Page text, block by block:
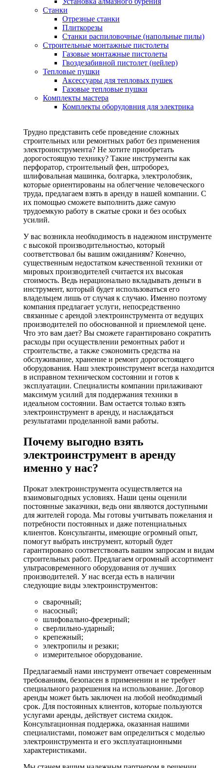
Станки
Отрезные станки
Плиткорезы
Станки распиловочные (напольные пилы)
Строительные монтажные пистолеты
Газовые монтажные пистолеты
Гвоздезабивной пистолет (нейлер)
Тепловые пушки
Аксессуары для тепловых пушек
Газовые тепловые пушки
Комплекты мастера
Комплекты оборудовния для электрика
Трудно представить себе проведение сложных
строительных или ремонтных работ без применения
электроинструмента? Не хотите приобретать
дорогостоящую технику? Такие инструменты как
перфоратор, строительный фен, штроборез,
шлифовальная машинка, болгарка, электролобзик,
которые ориентированы на облегчение человеческого
труда, предлагаем взять в аренду в нашей компании. С
их помощью сможете выполнить даже самую
трудоемкую работу в сжатые сроки и без особых
усилий.
У вас возникла необходимость в надежном инструменте
с высокой производительностью, который
соответствовал бы вашим ожиданиям? Конечно,
существенным недостатком качественной техники от
мировых производителей считается их высокая
стоимость. Ведь нерационально вкладывать деньги в
инструмент, который будет использоваться его
владельцем лишь от случая к случаю. Именно поэтому
компания предлагает услуги, непосредственно
связанные с арендой электроинструмента от ведущих
производителей по обоснованной и приемлемой цене.
Что это вам дает? Вы сможете гарантировано сократить
расходы при осуществлении ремонтных работ и
строительстве, а также сэкономить средства на
обслуживание, хранение и ремонт дорогостоящего
оборудования. Наш электроинструмент всегда находится
в исправном техническом состоянии и готов к
эксплуатации. Специалисты компании прилаживают
максимум усилий для поддержания техники в
идеальном состоянии. Вам остается только взять
электроинструмент в аренду, и наслаждаться
результатами проделанной вами работы.
Почему выгодно взять
электроинструмент в аренду
именно у нас?
Прокат электроинструмента осуществляется на
взаимовыгодных условиях. Наши цены оценили
постоянные заказчики, ведь они являются доступными
для жителей города. Мы готовы учитывать пожелания и
потребности постоянных и даже потенциальных
клиентов. Консультанты, имеющие огромный опыт,
помогут выбрать инструмент, который будет
гарантировано соответствовать вашим запросам и видам
строительных работ. Предлагаем огромный ассортимент
ультрасовременного оборудования от лучших
производителей. У нас всегда есть в наличии
следующие виды электроинструментов:
сварочный;
насосный;
шлифовально-фрезерный;
сверлильно-ударный;
крепежный;
электропилы и резаки;
измерительное оборудование.
Предлагаемый нами инструмент отвечает современным
требованиям, безопасен в применении и не требует
специального разрешения на использование. Договор
аренды может быть заключен на любой необходимый
срок. Для постоянных клиентов, которые пользуются
услугами аренды, действует система скидок.
Консультационная поддержка, оказанная нашими
специалистами, поможет вам определиться с моделью
электроинструмента и его эксплуатационными
характеристиками.